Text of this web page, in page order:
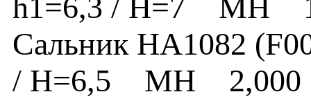
h1=6,3 / H=7 MH
Сальник HA1082
/ H=6,5 MH